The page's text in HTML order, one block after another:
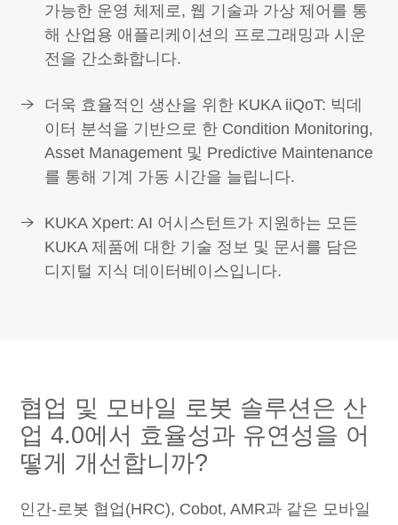
가능한 운영 체제로, 웹 기술과 가상 제어를 통
해 산업용 애플리케이션의 프로그래밍과 시운
전을 간소화합니다.
더욱 효율적인 생산을 위한 KUKA iiQoT: 빅데
이터 분석을 기반으로 한 Condition Monitoring,
Asset Management 및 Predictive Maintenance
를 통해 기계 가동 시간을 늘립니다.
KUKA Xpert: AI 어시스턴트가 지원하는 모든
KUKA 제품에 대한 기술 정보 및 문서를 담은
디지털 지식 데이터베이스입니다.
협업 및 모바일 로봇 솔루션은 산
업 4.0에서 효율성과 유연성을 어
떻게 개선합니까?
인간-로봇 협업(HRC), Cobot, AMR과 같은 모바일